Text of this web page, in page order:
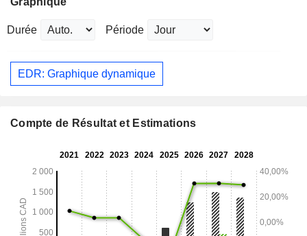
Durée Période
EDR: Graphique dynamique
Compte de Résultat et Estimations